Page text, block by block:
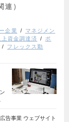
）
企業
マネジメン
資金調達済
ポ
フレックス勤
告事業 ウェブサイト